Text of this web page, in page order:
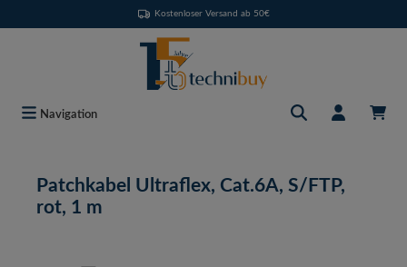
Kostenloser Versand ab 50€
Navigation
Patchkabel Ultraflex, Cat.6A, S/FTP,
rot, 1 m